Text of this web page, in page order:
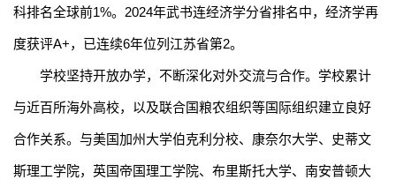
科排名全球前1%。 2024年武书连经济学分省排名中，经济学再
度获评A+，已连续6年位列江苏省第2。
学校坚持开放办学，不断深化对外交流与合作。学校累计
与近百所海外高校，以及联合国粮农组织等国际组织建立良好
合作关系。与美国加州大学伯克利分校、康奈尔大学、史蒂文
斯理工学院，英国帝国理工学院、布里斯托大学、南安普顿大